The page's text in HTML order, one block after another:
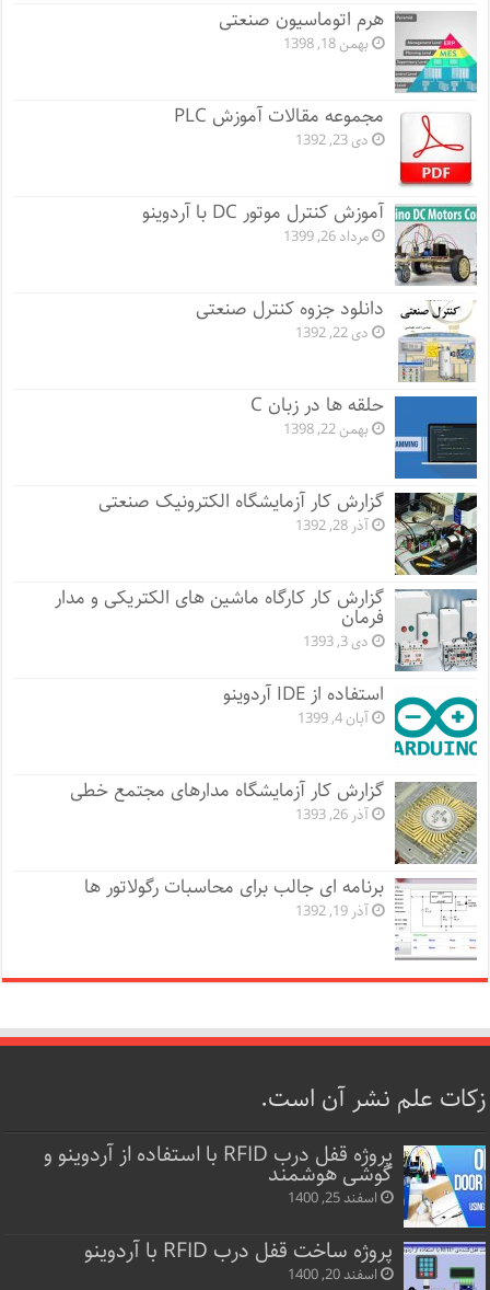
هرم اتوماسیون صنعتی
بهمن 18, 1398
مجموعه مقالات آموزش PLC
دی 23, 1392
آموزش کنترل موتور DC با آردوینو
مرداد 26, 1399
دانلود جزوه کنترل صنعتی
دی 22, 1392
حلقه ها در زبان C
بهمن 22, 1398
گزارش کار آزمایشگاه الکترونیک صنعتی
آذر 28, 1392
گزارش کار کارگاه ماشین های الکتریکی و مدار
فرمان
دی 3, 1393
استفاده از IDE آردوینو
آبان 4, 1399
گزارش کار آزمایشگاه مدارهای مجتمع خطی
آذر 26, 1393
برنامه ای جالب برای محاسبات رگولاتور ها
آذر 19, 1392
زکات علم نشر آن است.
پروژه قفل‌ درب RFID با استفاده از آردوینو و
گوشی هوشمند
اسفند 25, 1400
پروژه ساخت قفل‌ درب RFID با آردوینو
اسفند 20, 1400